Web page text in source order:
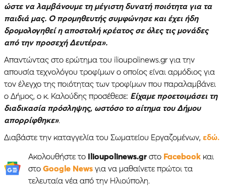
ώστε να λαμβάνουμε τη μέγιστη δυνατή ποιότητα για τα
παιδιά μας. Ο προμηθευτής συμφώνησε και έχει ήδη
δρομολογηθεί η αποστολή κρέατος σε όλες τις μονάδες
από την προσεχή Δευτέρα».
Απαντώντας στο ερώτημα του ilioupolinews.gr για την
απουσία τεχνολόγου τροφίμων ο οποίος είναι αρμόδιος για
τον έλεγχο της ποιότητας των τροφίμων που παραλαμβάνει
ο Δήμος, ο κ. Καλούδης προσέθεσε: Είχαμε προετοιμάσει τη
διαδικασία πρόσληψης, ωστόσο το αίτημα του Δήμου
απορρίφθηκε».
Διαβάστε την καταγγελία του Σωματείου Εργαζομένων, εδώ.
Ακολουθήστε το Ilioupolinews.grστο Facebookκαι
στο Google Newsγια να μαθαίνετε πρώτοι τα
τελευταία νέα από την Ηλιούπολη.